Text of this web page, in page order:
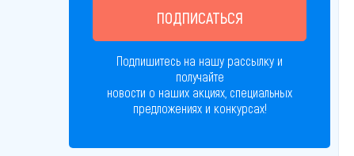
ПОДПИСАТЬСЯ
Подпишитесь на нашу рассылку и
получайте
новости о наших акциях, специальных
предложениях и конкурсах!